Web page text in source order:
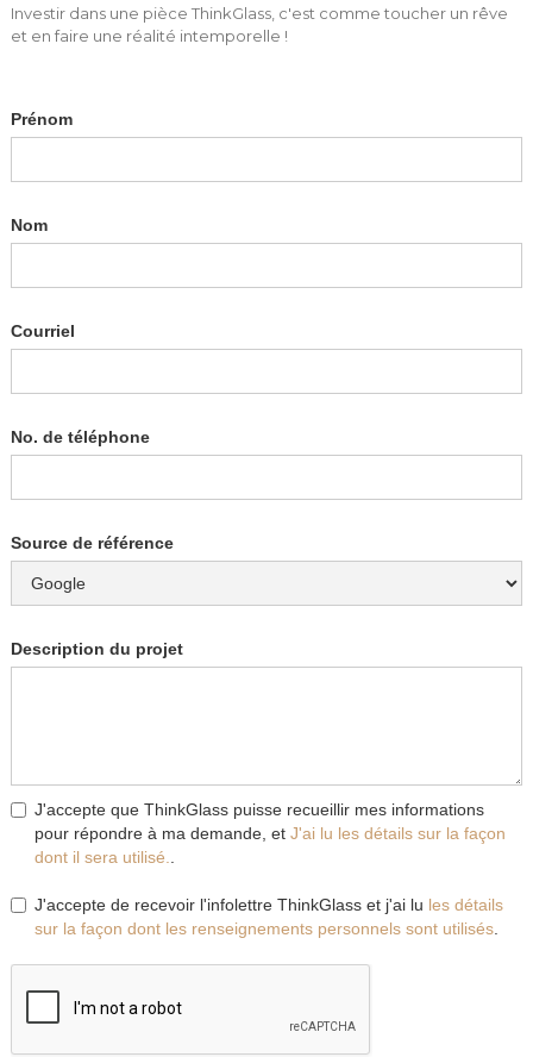
Investir dans une pièce ThinkGlass, c'est comme toucher un rêve
et en faire une réalité intemporelle !
Prénom
Nom
Courriel
No. de téléphone
Source de référence
Description du projet
J'accepte que ThinkGlass puisse recueillir mes informations
pour répondre à ma demande, et J'ai lu les détails sur la façon
dont il sera utilisé.
J'accepte de recevoir l'infolettre ThinkGlass et j'ai lu les détails
sur la façon dont les renseignements personnels sont utilisés.